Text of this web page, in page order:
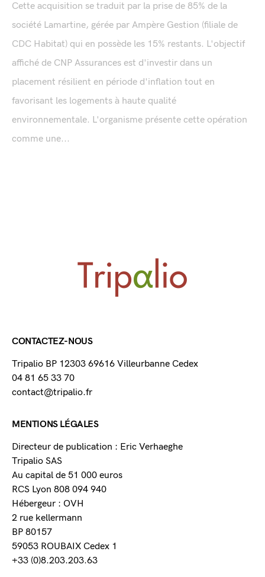
Cette acquisition se traduit par la prise de 85% de la
société Lamartine, gérée par Ampère Gestion (filiale de
CDC Habitat) qui en possède les 15% restants. L'objectif
affiché de CNP Assurances est d'investir dans un
placement résilient en période d'inflation tout en
favorisant les logements à haute qualité
environnementale. L'organisme présente cette opération
comme une...
CONTACTEZ-NOUS
Tripalio BP 12303 69616 Villeurbanne Cedex
04 81 65 33 70
contact@tripalio.fr
MENTIONS LÉGALES
Directeur de publication : Eric Verhaeghe
Tripalio SAS
Au capital de 51 000 euros
RCS Lyon 808 094 940
Hébergeur : OVH
2 rue kellermann
BP 80157
59053 ROUBAIX Cedex 1
+33 (0)8.203.203.63